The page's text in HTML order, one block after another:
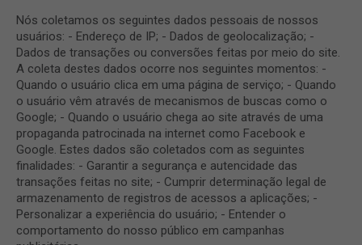
Nós coletamos os seguintes dados pessoais de nossos
usuários: - Endereço de IP; - Dados de geolocalização; -
Dados de transações ou conversões feitas por meio do site.
A coleta destes dados ocorre nos seguintes momentos: -
Quando o usuário clica em uma página de serviço; - Quando
o usuário vêm através de mecanismos de buscas como o
Google; - Quando o usuário chega ao site através de uma
propaganda patrocinada na internet como Facebook e
Google. Estes dados são coletados com as seguintes
finalidades: - Garantir a segurança e autencidade das
transações feitas no site; - Cumprir determinação legal de
armazenamento de registros de acessos a aplicações; -
Personalizar a experiência do usuário; - Entender o
comportamento do nosso público em campanhas